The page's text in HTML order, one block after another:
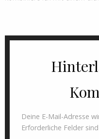
Deine E-Mail-Adresse
Erforderliche Felder